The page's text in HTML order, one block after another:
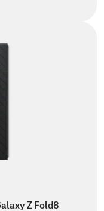
Z Fold8